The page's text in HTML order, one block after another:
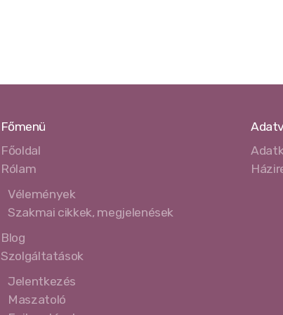
Főmenü
Főoldal
Rólam
Vélemények
Szakmai cikkek, megjelenések
Blog
Szolgáltatások
Jelentkezés
Maszatoló